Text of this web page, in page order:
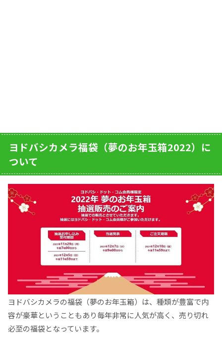
ヨドバシカメラ福袋（夢のお年玉箱2022）に
ついて
ヨドバシカメラの福袋（夢のお年玉箱）は、種類が豊富で内
容が豪華ということもあり毎年非常に人気が高く、売り切れ
必至の福袋となっています。